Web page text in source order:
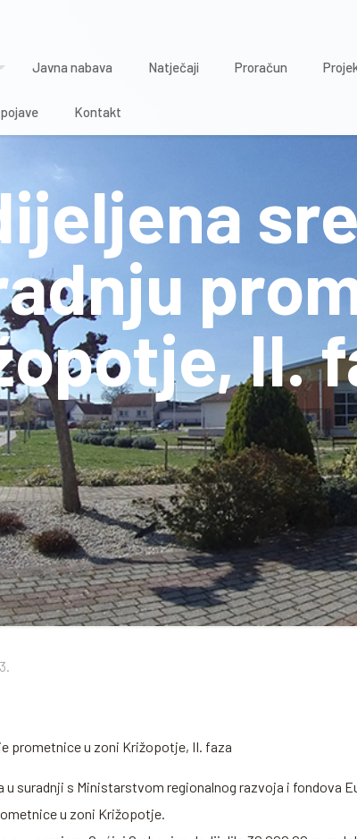
Javna nabava Natječaji Proračun
Kontakt
II.
prometnice u zoni Križopotje, II. faza
u suradnji s Ministarstvom regionalnog razvoja i fondova
u zoni Križopotje.